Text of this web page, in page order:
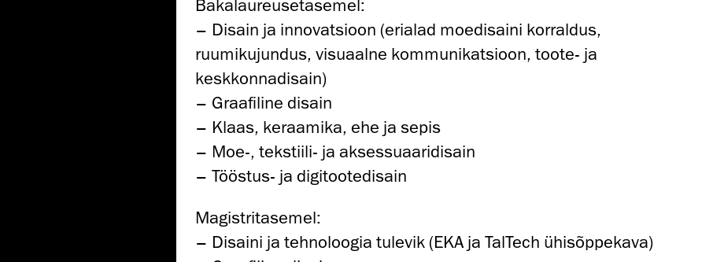
Bakalaureusetasemel:
– Disain ja innovatsioon (erialad moedisaini korraldus,
ruumikujundus, visuaalne kommunikatsioon, toote- ja
keskkonnadisain)
– Graafiline disain
– Klaas, keraamika, ehe ja sepis
– Moe-, tekstiili- ja aksessuaaridisain
– Tööstus- ja digitootedisain
Magistritasemel:
– Disaini ja tehnoloogia tulevik (EKA ja TalTech ühisõppekava)